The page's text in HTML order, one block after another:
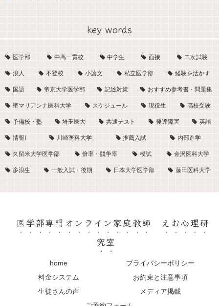
key words
医学部 中高一貫校 中学生 面接 二次試験
浪人 不登校 小論文 私立医学部 経験を活かす
国語 帝京大学医学部 記述対策 おすすめ参考書・問題集
聖マリアンナ医科大学 スケジュール 現役生 高校受験
予備校・塾 埼玉医大 共通テスト 発達障害 英語
情報I 川崎医科大学 推薦入試 内部進学
久留米大学医学部 倍率・競争率 模試 金沢医科大学
多浪生 一般入試・後期 日本大学医学部 藤田医科大学
医学部専門オンライン家庭教師 えむ心理研
究室
home
プライバシーポリシー
料金システム
お約束と注意事項
生徒さんの声
メディア掲載